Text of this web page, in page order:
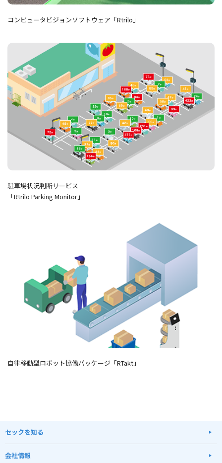
コンピュータビジョンソフトウェア「Rtrilo」
駐車場状況判断サービス
「Rtrilo Parking Monitor」
自律移動型ロボット協働パッケージ「RTakt」
セックを知る
会社情報